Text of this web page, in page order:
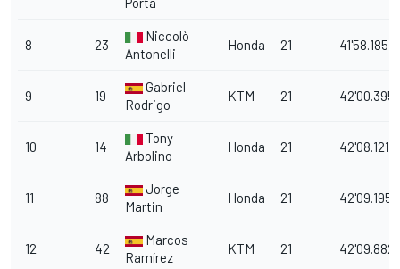
8 23
Niccolò
Antonelli
Honda 21 41'58.185
9 19
Gabriel
Rodrigo
KTM 21 42'00.395
10 14
Tony
Arbolino
Honda 21 42'08.121
11 88
Jorge
Martin
Honda 21 42'09.195
12 42
Marcos
Ramírez
KTM 21 42'09.882